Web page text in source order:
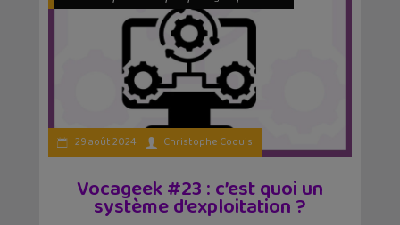
29 août 2024 Christophe Coquis
Vocageek #23 : c’est quoi un
système d’exploitation ?